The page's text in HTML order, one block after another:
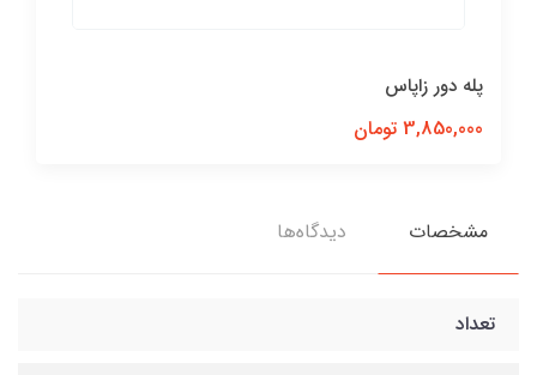
پله دور زاپاس
3,850,000 تومان
مشخصات دیدگاه‌ها
تعداد